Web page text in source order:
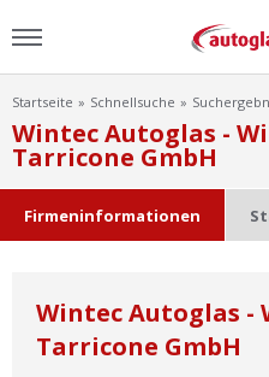
Home
Scheibensuche
Startseite Schnellsuche
Wintec Autoglas -
Tarricone GmbH
Firmeninformationen
Wintec Autoglas -
Tarricone GmbH